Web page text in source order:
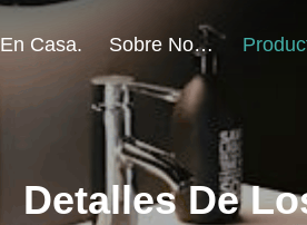
En Casa. Sobre Nosotros
Detalles De